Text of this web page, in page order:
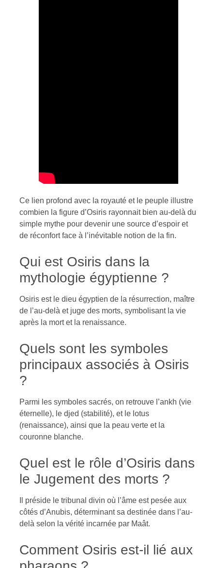
Ce lien profond avec la royauté et le peuple illustre
combien la figure d’Osiris rayonnait bien au-delà du
simple mythe pour devenir une source d’espoir et
de réconfort face à l’inévitable notion de la fin.
Qui est Osiris dans la
mythologie égyptienne ?
Osiris est le dieu égyptien de la résurrection, maître
de l’au-delà et juge des morts, symbolisant la vie
après la mort et la renaissance.
Quels sont les symboles
principaux associés à Osiris
?
Parmi les symboles sacrés, on retrouve l’ankh (vie
éternelle), le djed (stabilité), et le lotus
(renaissance), ainsi que la peau verte et la
couronne blanche.
Quel est le rôle d’Osiris dans
le Jugement des morts ?
Il préside le tribunal divin où l’âme est pesée aux
côtés d’Anubis, déterminant sa destinée dans l’au-
delà selon la vérité incarnée par Maât.
Comment Osiris est-il lié aux